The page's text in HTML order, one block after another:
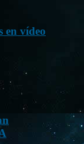
en vídeo